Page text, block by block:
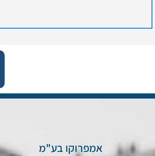
אמפרוקו בע"מ